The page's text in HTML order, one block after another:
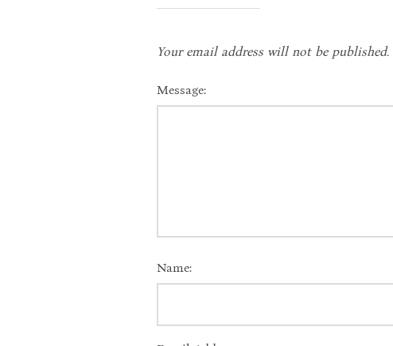
Your email address will not be published.
Message:
Name: